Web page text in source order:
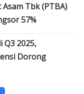
Tbk (PTBA)
57%
Q3 2025,
Dorong